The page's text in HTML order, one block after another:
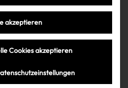
Kooperationen
AGB
uns
Click
akzeptieren
Cookies akzeptieren